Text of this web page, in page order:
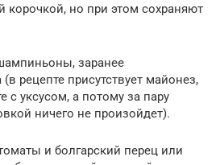
корочкой, но при этом сохраняют
заранее
рецепте присутствует майонез,
с уксусом, а потому за пару
ничего не произойдет).
и болгарский перец или